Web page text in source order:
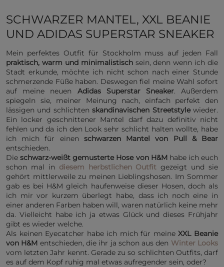
SCHWARZER MANTEL, XXL BEANIE
UND ADIDAS SUPERSTAR SNEAKER
Mein perfektes Outfit für Stockholm muss auf jeden Fall
praktisch, warm und minimalistischsein, denn wenn ich die
Stadt erkunde, möchte ich nicht schon nach einer Stunde
schmerzende Füße haben. Deswegen fiel meine Wahl sofort
auf meine neuen Adidas Superstar Sneaker. Außerdem
spiegeln sie, meiner Meinung nach, einfach perfekt den
lässigen und schlichtenskandinavischen Streetstylewieder.
Ein locker geschnittener Mantel darf dazu definitiv nicht
fehlen und da ich den Look sehr schlicht halten wollte, habe
ich mich für einen schwarzen Mantel von Pull & Bear
entschieden.
Dieschwarz-weißt gemusterte Hose von H&Mhabe ich euch
schon mal in diesem herbstlichen Outfitgezeigt und sie
gehört mittlerweile zu meinen Lieblingshosen. Im Sommer
gab es bei H&M gleich haufenweise dieser Hosen, doch als
ich mir vor kurzem überlegt habe, dass ich noch eine in
einer anderen Farben haben will, waren natürlich keine mehr
da. Vielleicht habe ich ja etwas Glück und dieses Frühjahr
gibt es wieder welche.
Als keinen Eyecatcher habe ich mich für meineXXL Beanie
von H&M entschieden, die ihr ja schon aus den Winter Looks
vom letzten Jahr kennt. Gerade zu so schlichten Outfits, darf
es auf dem Kopf ruhig mal etwas aufregender sein, oder?